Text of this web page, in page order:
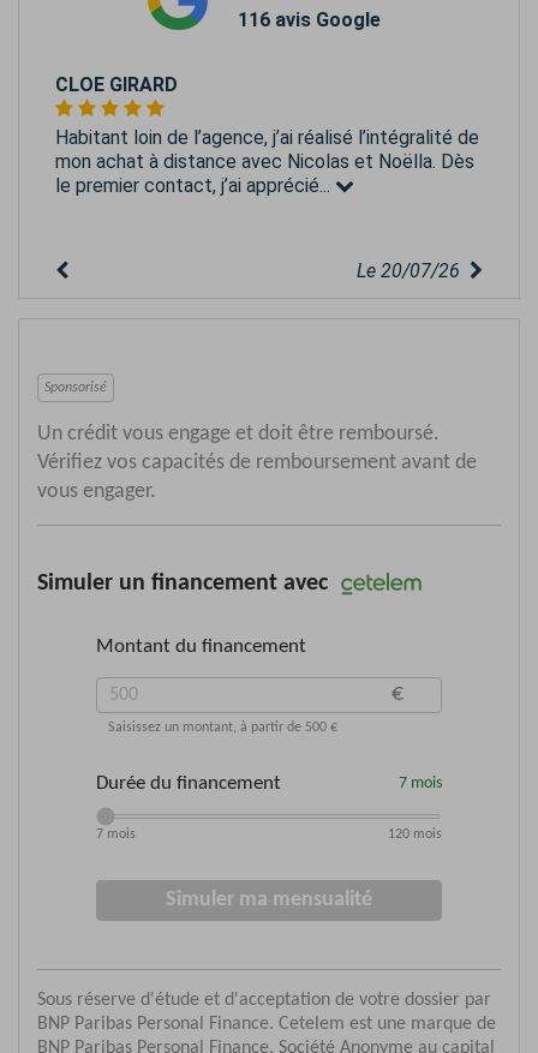
116 avis Google
CLOE GIRARD
Habitant loin de l’agence, j’ai réalisé l’intégralité de
mon achat à distance avec Nicolas et Noëlla. Dès
le premier contact, j’ai apprécié...
Le 20/07/26